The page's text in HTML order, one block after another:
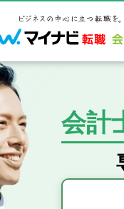
サービス紹介
転職お役立ち情報
業界情報
会計